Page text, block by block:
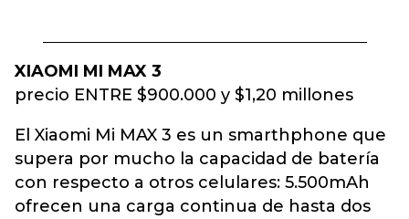
XIAOMI MI MAX 3
precio ENTRE $900.000 y $1,20 millones
El Xiaomi Mi MAX 3 es un smarthphone que
supera por mucho la capacidad de batería
con respecto a otros celulares: 5.500mAh
ofrecen una carga continua de hasta dos